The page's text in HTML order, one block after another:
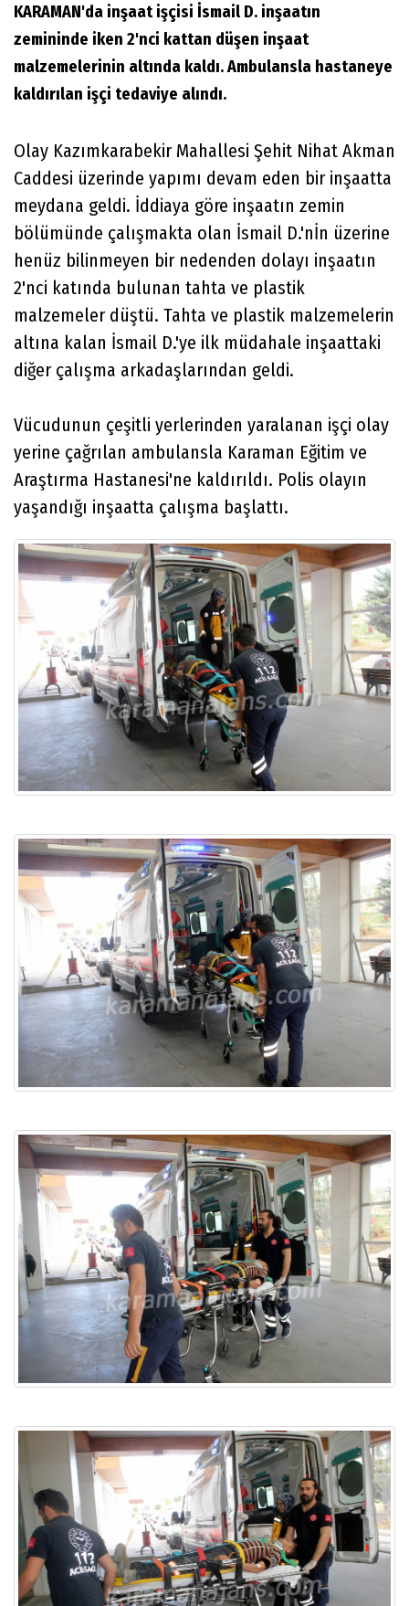
KARAMAN'da inşaat işçisi İsmail D. inşaatın
zemininde iken 2'nci kattan düşen inşaat
malzemelerinin altında kaldı. Ambulansla hastaneye
kaldırılan işçi tedaviye alındı.
Olay Kazımkarabekir Mahallesi Şehit Nihat Akman
Caddesi üzerinde yapımı devam eden bir inşaatta
meydana geldi. İddiaya göre inşaatın zemin
bölümünde çalışmakta olan İsmail D.'nİn üzerine
henüz bilinmeyen bir nedenden dolayı inşaatın
2'nci katında bulunan tahta ve plastik
malzemeler düştü. Tahta ve plastik malzemelerin
altına kalan İsmail D.'ye ilk müdahale inşaattaki
diğer çalışma arkadaşlarından geldi.
Vücudunun çeşitli yerlerinden yaralanan işçi olay
yerine çağrılan ambulansla Karaman Eğitim ve
Araştırma Hastanesi'ne kaldırıldı. Polis olayın
yaşandığı inşaatta çalışma başlattı.